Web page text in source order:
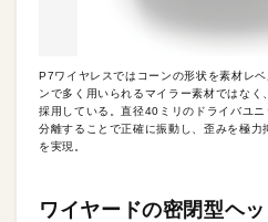
P7ワイヤレスではコーンの形状を素材レ
ンで多く用いられるマイラー素材ではな
採用している。直径40ミリのドライバユ
分離することで正確に振動し、歪みを極
を実現。
ワイヤードの密閉型ヘ